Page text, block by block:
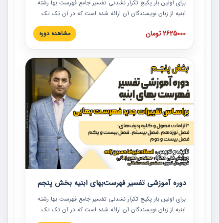
برای اولین بار پکیج تکرار نشدنی تفسیر جامع فهرست بها رشته
ابنیه از زبان نویسندگان آن ارائه شده است که در آن تک تک
ردیف ها و مطالب فهرست بها تفسیر و ارائه شده است. این
دوره به صورت کامل تصویری بوده و به همراه تصاویر عملیات
دوره با کلام مهندس علیرضاحسین‌زاده مدیر پروژه مهندسی
مشاور در امر بازنگری فهرست بها رشته ابنیه ارائه شده و به تمام
همکارانی که در حوزه صنعت ساخت در حال فعالیت هستند حتما
توصیه می کنیم از مطالب این دوره استفاده نمایند.
2625000 تومان مشاهده دوره
دوره آموزشی تفسیر فهرست‌بهای ابنیه بخش پنجم
برای اولین بار پکیج تکرار نشدنی تفسیر جامع فهرست بها رشته
ابنیه از زبان نویسندگان آن ارائه شده است که در آن تک تک
ردیف ها و مطالب فهرست بها تفسیر و ارائه شده است. این